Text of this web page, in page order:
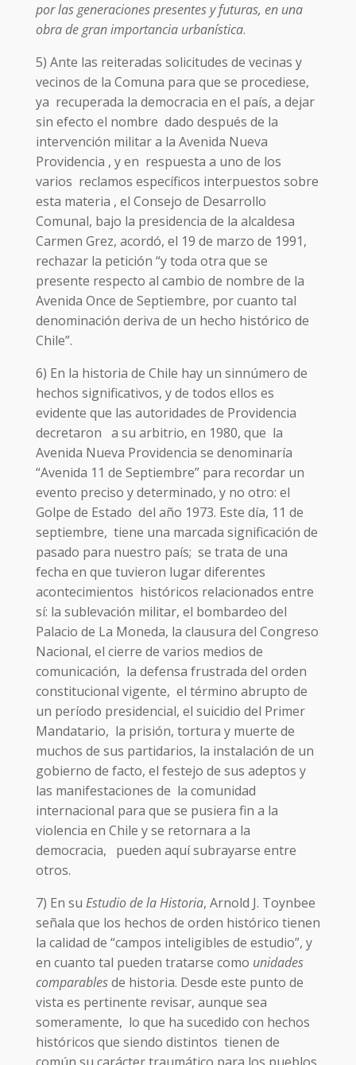
por las generaciones presentes y futuras, en una
obra de gran importancia urbanística.
5) Ante las reiteradas solicitudes de vecinas y
vecinos de la Comuna para que se procediese,
ya recuperada la democracia en el país, a dejar
sin efecto el nombre dado después de la
intervención militar a la Avenida Nueva
Providencia , y en respuesta a uno de los
varios reclamos específicos interpuestos sobre
esta materia , el Consejo de Desarrollo
Comunal, bajo la presidencia de la alcaldesa
Carmen Grez, acordó, el 19 de marzo de 1991,
rechazar la petición “y toda otra que se
presente respecto al cambio de nombre de la
Avenida Once de Septiembre, por cuanto tal
denominación deriva de un hecho histórico de
Chile”.
6) En la historia de Chile hay un sinnúmero de
hechos significativos, y de todos ellos es
evidente que las autoridades de Providencia
decretaron a su arbitrio, en 1980, que la
Avenida Nueva Providencia se denominaría
“Avenida 11 de Septiembre” para recordar un
evento preciso y determinado, y no otro: el
Golpe de Estado del año 1973. Este día, 11 de
septiembre, tiene una marcada significación de
pasado para nuestro país; se trata de una
fecha en que tuvieron lugar diferentes
acontecimientos históricos relacionados entre
sí: la sublevación militar, el bombardeo del
Palacio de La Moneda, la clausura del Congreso
Nacional, el cierre de varios medios de
comunicación, la defensa frustrada del orden
constitucional vigente, el término abrupto de
un período presidencial, el suicidio del Primer
Mandatario, la prisión, tortura y muerte de
muchos de sus partidarios, la instalación de un
gobierno de facto, el festejo de sus adeptos y
las manifestaciones de la comunidad
internacional para que se pusiera fin a la
violencia en Chile y se retornara a la
democracia, pueden aquí subrayarse entre
otros.
7) En su Estudio de la Historia, Arnold J. Toynbee
señala que los hechos de orden histórico tienen
la calidad de “campos inteligibles de estudio”, y
en cuanto tal pueden tratarse como unidades
comparablesde historia. Desde este punto de
vista es pertinente revisar, aunque sea
someramente, lo que ha sucedido con hechos
históricos que siendo distintos tienen de